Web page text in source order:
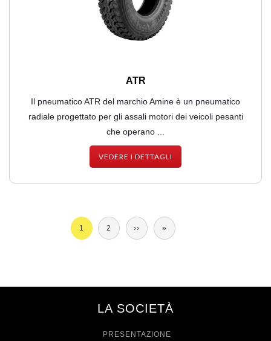
ATR
Il pneumatico ATR del marchio Amine è un pneumatico
radiale progettato per gli assali motori dei veicoli pesanti
che operano ...
VEDERE I DETTAGLI
Pagina
1 Pagina
2 Pagina
›› Ultima
»
LA SOCIETÀ
PRESENTAZIONE